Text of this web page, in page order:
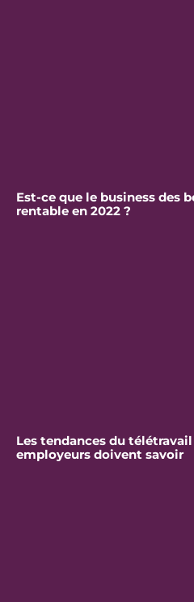
Est-ce que le business des
rentable en 2022 ?
Les tendances du télétravail
employeurs doivent savoir